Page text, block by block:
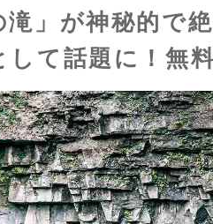
滝」が神秘的で
して話題に！無